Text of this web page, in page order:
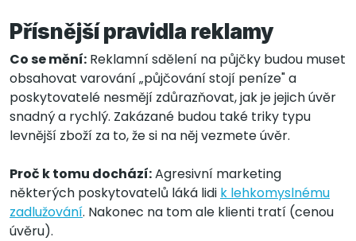
Přísnější pravidla reklamy
Co se mění: Reklamní sdělení na půjčky budou muset
obsahovat varování „půjčování stojí peníze" a
poskytovatelé nesmějí zdůrazňovat, jak je jejich úvěr
snadný a rychlý. Zakázané budou také triky typu
levnější zboží za to, že si na něj vezmete úvěr.
Proč k tomu dochází:Agresivní marketing
některých poskytovatelů láká lidi k lehkomyslnému
zadlužování. Nakonec na tom ale klienti tratí (cenou
úvěru).